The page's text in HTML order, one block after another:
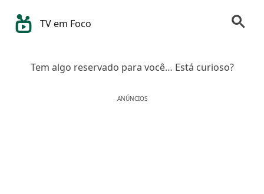
TV em Foco
Tem algo reservado para você… Está curioso?
ANÚNCIOS